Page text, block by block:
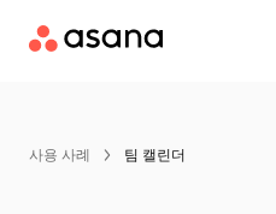
사용 사례 팀 캘린더